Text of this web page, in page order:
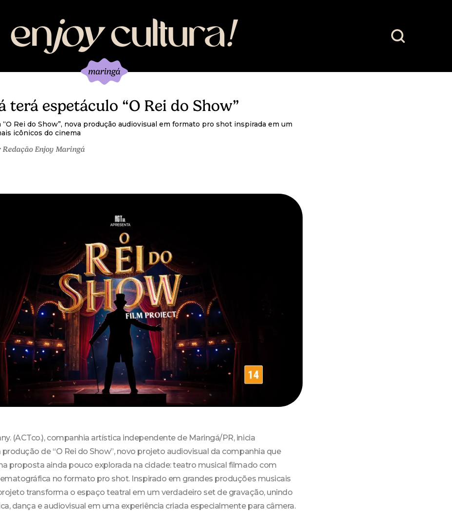
enjoy cultura!
terá espetáculo “O Rei do Show”
“O Rei do Show”, nova produção audiovisual em formato pro shot inspirada em um
icônicos do cinema
Enjoy Maringá
(ACTco.), companhia artística independente de Maringá/PR, inicia
de “O Rei do Show”, novo projeto audiovisual da companhia que
proposta ainda pouco explorada na cidade: teatro musical filmado com
no formato pro shot. Inspirado em grandes produções musicais
transforma o espaço teatral em um verdadeiro set de gravação, unindo
dança e audiovisual em uma experiência criada especialmente para câmera.